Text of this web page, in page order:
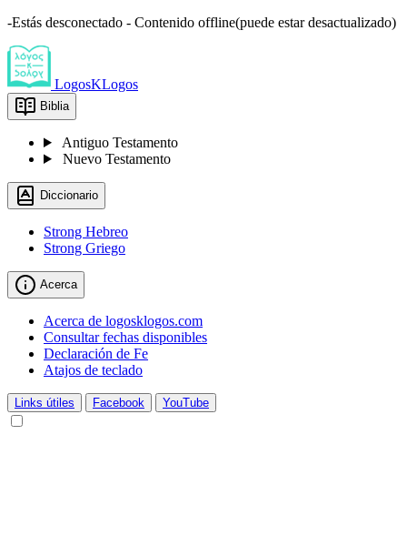
-Estás desconectado - Contenido offline(puede estar desactualizado)
LogosKLogos
Biblia
Antiguo Testamento
Nuevo Testamento
Diccionario
Strong Hebreo
Strong Griego
Acerca
Acerca de logosklogos.com
Consultar fechas disponibles
Declaración de Fe
Atajos de teclado
Links útiles Facebook YouTube